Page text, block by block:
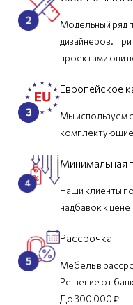
Модельный ряд
дизайнеров.
проектами они
Европейское
Мы используем
комплектующие
Минимальная
Наши клиенты
надбавок к цене
Рассрочка
Мебель в
Решение от
До 300 000 ₽